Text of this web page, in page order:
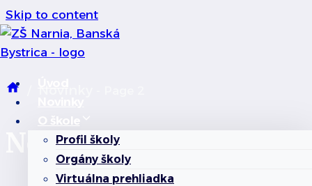
Skip to content
O škole
Profil školy
Orgány školy
Virtuálna prehliadka
Novinky